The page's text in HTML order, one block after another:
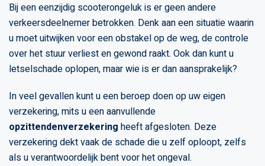
Bij een eenzijdig scooterongeluk is er geen andere
verkeersdeelnemer betrokken. Denk aan een situatie waarin
u moet uitwijken voor een obstakel op de weg, de controle
over het stuur verliest en gewond raakt. Ook dan kunt u
letselschade oplopen, maar wie is er dan aansprakelijk?
In veel gevallen kunt u een beroep doen op uw eigen
verzekering, mits u een aanvullende
opzittendenverzekering heeft afgesloten. Deze
verzekering dekt vaak de schade die u zelf oploopt, zelfs
als u verantwoordelijk bent voor het ongeval.